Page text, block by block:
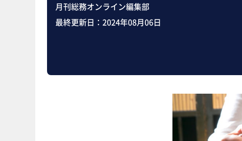
月刊総務オンライン編集部
最終更新日： 2024年08月06日